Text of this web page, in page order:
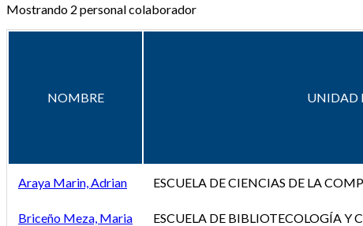
Mostrando 2 personal colaborador
NOMBRE UNIDAD
Araya Marin, Adrian ESCUELA DE CIENCIAS DE LA
Briceño Meza, Maria ESCUELA DE BIBLIOTECOLOGÍA Y